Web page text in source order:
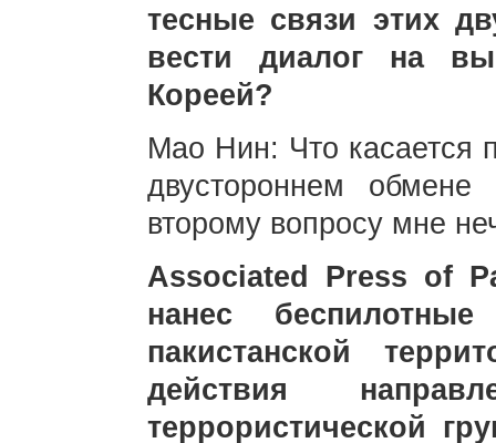
тесные связи этих
вести диалог на
Кореей?
Мао Нин: Что касается
двустороннем
второму вопросу мне
Associated Press of
нанес
пакистанской
действия
террористической